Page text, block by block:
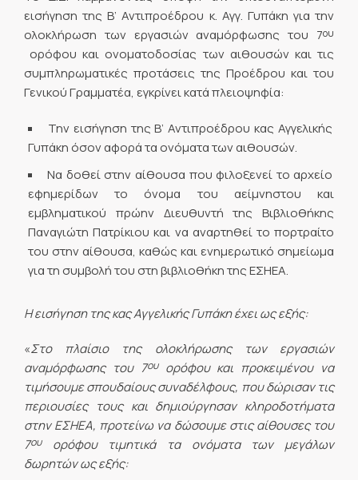
εισήγηση της Β’ Αντιπροέδρου κ. Αγγ. Γυπάκη για την
ολοκλήρωση των εργασιών αναμόρφωσης του 7ου
ορόφου και ονοματοδοσίας των αιθουσών και τις
συμπληρωματικές προτάσεις της Προέδρου και του
Γενικού Γραμματέα, εγκρίνει κατά πλειοψηφία:
Την εισήγηση της Β’ Αντιπροέδρου κας Αγγελικής
Γυπάκη όσον αφορά τα ονόματα των αιθουσών.
Να δοθεί στην αίθουσα που φιλοξενεί το αρχείο
εφημερίδων το όνομα του αείμνηστου και
εμβληματικού πρώην Διευθυντή της Βιβλιοθήκης
Παναγιώτη Πατρίκιου και να αναρτηθεί το πορτραίτο
του στην αίθουσα, καθώς και ενημερωτικό σημείωμα
για τη συμβολή του στη βιβλιοθήκη της ΕΣΗΕΑ.
Η εισήγηση της κας Αγγελικής Γυπάκη έχει ως εξής:
«Στο πλαίσιο της ολοκλήρωσης των εργασιών
αναμόρφωσης του 7ουορόφου και προκειμένου να
τιμήσουμε σπουδαίους συναδέλφους, που δώρισαν τις
περιουσίες τους και δημιούργησαν κληροδοτήματα
στην ΕΣΗΕΑ, προτείνω να δώσουμε στις αίθουσες του
7ουορόφου τιμητικά τα ονόματα των μεγάλων
δωρητών ως εξής: